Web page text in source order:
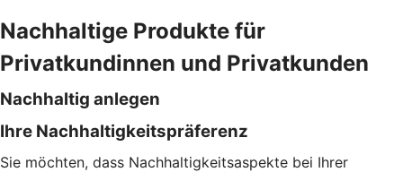
Nachhaltige Produkte für
Privatkundinnen und Privatkunden
Nachhaltig anlegen
Ihre Nachhaltigkeitspräferenz
Sie möchten, dass Nachhaltigkeitsaspekte bei Ihrer